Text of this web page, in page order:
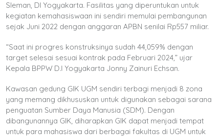
Sleman, DI Yogyakarta. Fasilitas yang diperuntukan untuk
kegiatan kemahasiswaan ini sendiri memulai pembangunan
sejak Juni 2022 dengan anggaran APBN senilai Rp557 miliar.
“Saat ini progres konstruksinya sudah 44,059% dengan
target selesai sesuai kontrak pada Februari 2024,” ujar
Kepala BPPW D.I Yogyakarta Jonny Zainuri Echsan.
Kawasan gedung GIK UGM sendiri terbagi menjadi 8 zona
yang memang dikhususkan untuk digunakan sebagai sarana
penguatan Sumber Daya Manusia (SDM). Dengan
dibangunannya GIK, diharapkan GIK dapat menjadi tempat
untuk para mahasiswa dari berbagai fakultas di UGM untuk